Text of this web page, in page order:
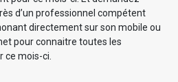
d’un professionnel compétent
directement sur son mobile ou
pour connaitre toutes les
ce mois-ci.